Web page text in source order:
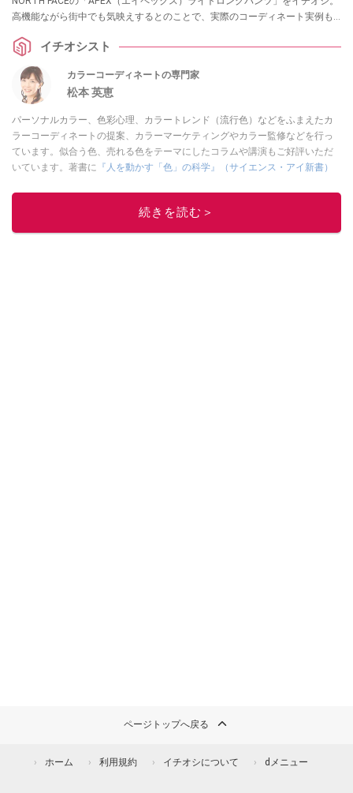
高機能ながら街中でも気映えするとのことで、実際のコーディネート実例も
イチオシスト
カラーコーディネートの専門家
松本 英恵
パーソナルカラー、色彩心理、カラートレンド（流行色）などをふまえたカ
ラーコーディネートの提案、カラーマーケティングやカラー監修などを行っ
ています。似合う色、売れる色をテーマにしたコラムや講演もご好評いただ
いています。著書に 『人を動かす「色」の科学』（サイエンス・アイ新書）
このイチオシストの他の記事を読む
続きを読む＞
ページトップへ戻る
ホーム 利用規約 イチオシについて dメニュー